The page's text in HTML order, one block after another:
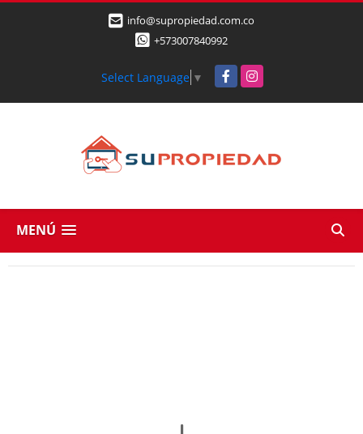
info@supropiedad.com.co
+573007840992
Select Language ▼ FacebookInstagram
MENÚ